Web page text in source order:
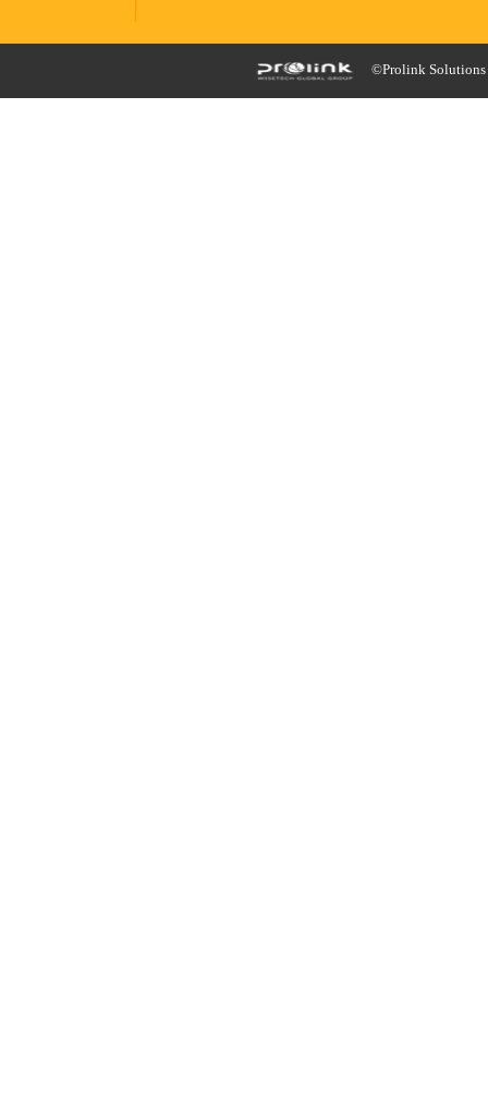
©Prolink Solutions